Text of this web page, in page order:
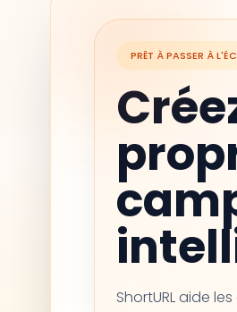
PRÊT À PASSER À
ShortURL aide